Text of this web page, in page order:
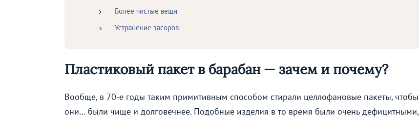
Более чистые вещи
Устранение засоров
Пластиковый пакет в барабан — зачем и почему?
Вообще, в 70-е годы таким примитивным способом стирали целлофановые пакеты, чтобы
они… были чище и долговечнее. Подобные изделия в то время были очень дефицитными,